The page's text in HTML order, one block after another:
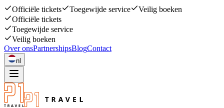
Officiële tickets Toegewijde service
Veilig boeken
Officiële tickets
Toegewijde service
Veilig boeken
Over onsPartnershipsBlogContact
nl